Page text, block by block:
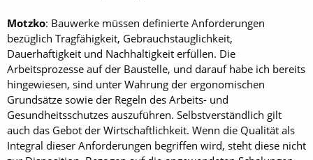
Motzko: Bauwerke müssen definierte Anforderungen
bezüglich Tragfähigkeit, Gebrauchstauglichkeit,
Dauerhaftigkeit und Nachhaltigkeit erfüllen. Die
Arbeitsprozesse auf der Baustelle, und darauf habe ich bereits
hingewiesen, sind unter Wahrung der ergonomischen
Grundsätze sowie der Regeln des Arbeits- und
Gesundheitsschutzes auszuführen. Selbstverständlich gilt
auch das Gebot der Wirtschaftlichkeit. Wenn die Qualität als
Integral dieser Anforderungen begriffen wird, steht diese nicht